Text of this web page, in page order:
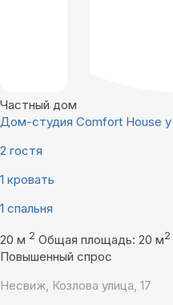
Частный дом
Дом-студия Comfort House
2 гостя
1 кровать
1 спальня
20 м 2 Общая площадь: 20 м2
Повышенный спрос
Несвиж, Козлова улица, 17